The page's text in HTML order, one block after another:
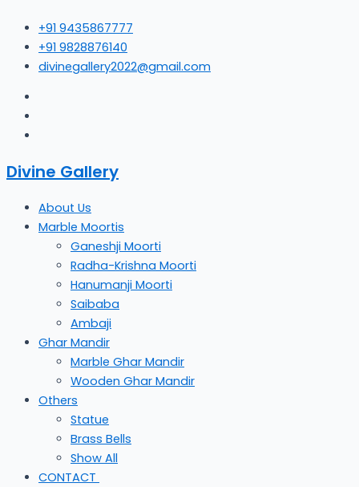
content
+91 9435867777
+91 9828876140
divinegallery2022@gmail.com
Divine Gallery
About Us
Marble Moortis
Ganeshji Moorti
Radha-Krishna Moorti
Hanumanji Moorti
Saibaba
Ambaji
Ghar Mandir
Marble Ghar Mandir
Wooden Ghar Mandir
Others
Statue
Brass Bells
Show All
CONTACT